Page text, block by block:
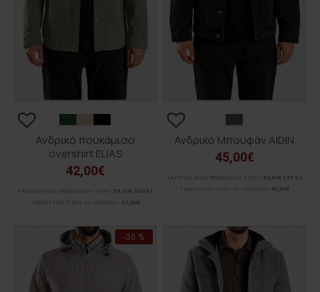
Ανδρικό πουκάμισο
overshirt ELIAS
42,00€
ΑΡΧΙΚΗ ΑΝΑΓΡΑΦΟΜΕΝΗ ΤΙΜΗ: 59,90€ (-30%)
ΚΑΛΥΤΕΡΗ ΤΙΜΗ 30 ΗΜΕΡΩΝ:
42,00€
Ανδρικό Μπουφάν AIDIN
45,00€
ΑΡΧΙΚΗ ΑΝΑΓΡΑΦΟΜΕΝΗ ΤΙΜΗ: 64,90€ (-31%)
ΚΑΛΥΤΕΡΗ ΤΙΜΗ 30 ΗΜΕΡΩΝ:
45,00€
-30 %